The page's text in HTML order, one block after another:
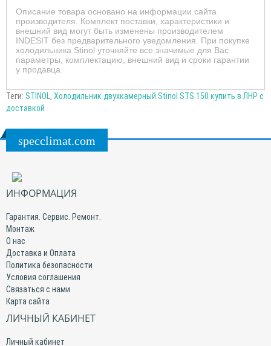
Описание товара основано на информации сайта
производителя. Комплект поставки, характеристики и
внешний вид могут быть изменены производителем
INDESIT без предварительного уведомления. При покупке
холодильника Stinol уточняйте все значимые для Вас
параметры, комплектацию, внешний вид и сроки гарантии
у продавца.
Теги: STINOL, Холодильник двухкамерный Stinol STS 150 купить в ЛНР с
доставкой
specclimat.com
ИНФОРМАЦИЯ
Гарантия. Сервис. Ремонт.
Монтаж
О нас
Доставка и Оплата
Политика безопасности
Условия соглашения
Связаться с нами
Карта сайта
ЛИЧНЫЙ КАБИНЕТ
Личный кабинет